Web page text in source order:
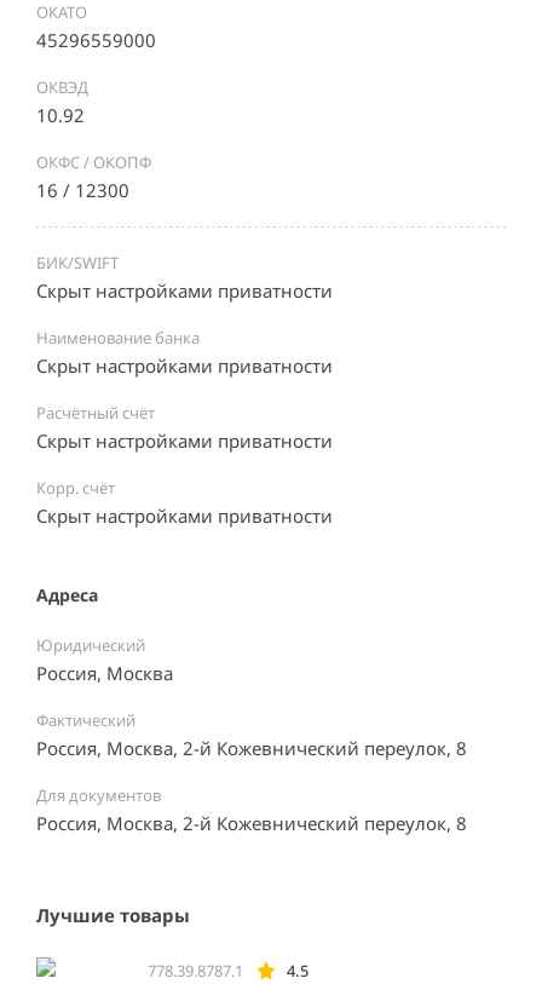
ОКАТО
45296559000
ОКВЭД
10.92
ОКФС / ОКОПФ
16 / 12300
БИК/SWIFT
Скрыт настройками приватности
Наименование банка
Скрыт настройками приватности
Расчётный счёт
Скрыт настройками приватности
Корр. счёт
Скрыт настройками приватности
Адреса
Юридический
Россия, Москва
Фактический
Россия, Москва, 2-й Кожевнический переулок, 8
Для документов
Россия, Москва, 2-й Кожевнический переулок, 8
Лучшие товары
778.39.8787.1 4.5